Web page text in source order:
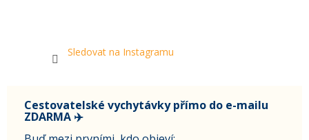
Sledovat na Instagramu
Cestovatelské vychytávky přímo do e-mailu
ZDARMA ✈️